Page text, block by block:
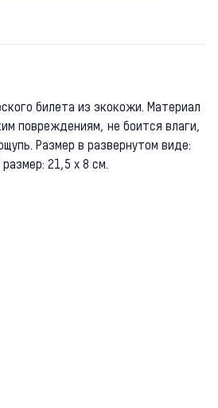
билета из экокожи. Материал
повреждениям, не боится влаги,
Размер в развернутом виде:
21,5 х 8 см.